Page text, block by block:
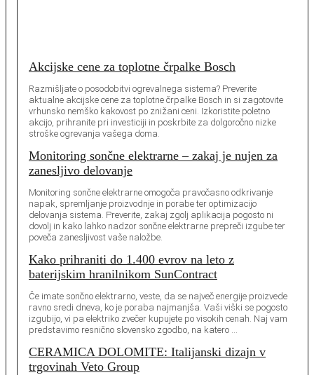
Akcijske cene za toplotne črpalke Bosch
Razmišljate o posodobitvi ogrevalnega sistema? Preverite
aktualne akcijske cene za toplotne črpalke Bosch in si zagotovite
vrhunsko nemško kakovost po znižani ceni. Izkoristite poletno
akcijo, prihranite pri investiciji in poskrbite za dolgoročno nizke
stroške ogrevanja vašega doma.
Monitoring sončne elektrarne – zakaj je nujen za
zanesljivo delovanje
Monitoring sončne elektrarne omogoča pravočasno odkrivanje
napak, spremljanje proizvodnje in porabe ter optimizacijo
delovanja sistema. Preverite, zakaj zgolj aplikacija pogosto ni
dovolj in kako lahko nadzor sončne elektrarne prepreči izgube ter
poveča zanesljivost vaše naložbe.
Kako prihraniti do 1.400 evrov na leto z
baterijskim hranilnikom SunContract
Če imate sončno elektrarno, veste, da se največ energije proizvede
ravno sredi dneva, ko je poraba najmanjša. Vaši viški se pogosto
izgubijo, vi pa elektriko zvečer kupujete po visokih cenah. Naj vam
predstavimo resnično slovensko zgodbo, na katero …
CERAMICA DOLOMITE: Italijanski dizajn v
trgovinah Veto Group